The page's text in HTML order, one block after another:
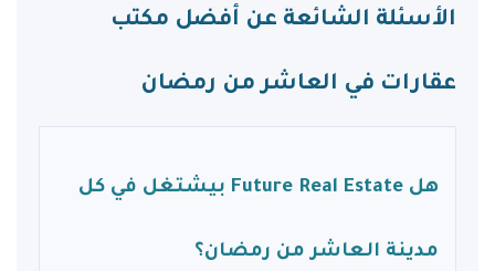
الأسئلة الشائعة عن أفضل مكتب
عقارات في العاشر من رمضان
هل Future Real Estate بيشتغل في كل
مدينة العاشر من رمضان؟